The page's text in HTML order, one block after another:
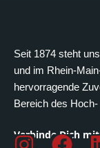
Seit 1874 steht
und im Rhein-
hervorragende
Bereich des Hoch-
Verbinde Dich